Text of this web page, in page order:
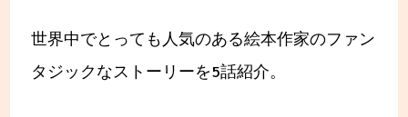
世界中でとっても人気のある絵本作家のファン
タジックなストーリーを5話紹介。